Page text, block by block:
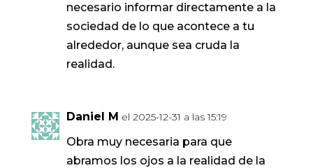
necesario informar directamente a la
sociedad de lo que acontece a tu
alrededor, aunque sea cruda la
realidad.
Daniel M el 2025-12-31 a las 15:19
Obra muy necesaria para que
abramos los ojos a la realidad de la